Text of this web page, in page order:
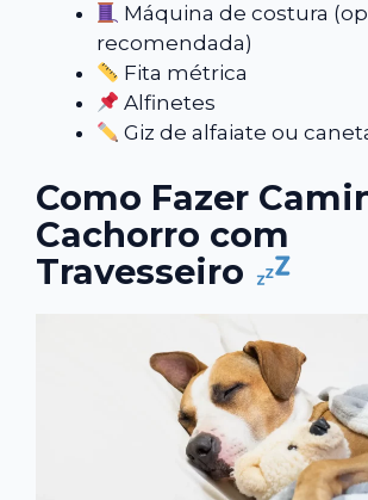
Máquina de costura
recomendada)
Fita métrica
Alfinetes
Giz de alfaiate ou
Como Fazer
Cachorro com
Travesseiro